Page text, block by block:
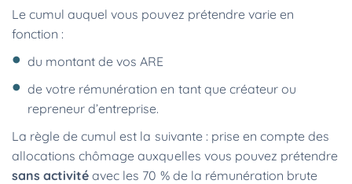
Le cumul auquel vous pouvez prétendre varie en
fonction :
du montant de vos ARE
de votre rémunération en tant que créateur ou
repreneur d’entreprise.
La règle de cumul est la suivante : prise en compte des
allocations chômage auxquelles vous pouvez prétendre
sans activité avec les 70 % de la rémunération brute